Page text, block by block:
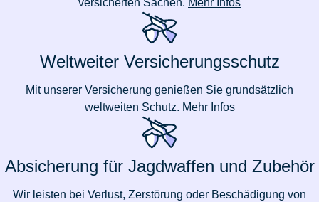
Weltweiter Versicherungsschutz
Mit unserer Versicherung genießen Sie grundsätzlich
weltweiten Schutz. Mehr Infos
Absicherung für Jagdwaffen und Zubehör
Wir leisten bei Verlust, Zerstörung oder Beschädigung von